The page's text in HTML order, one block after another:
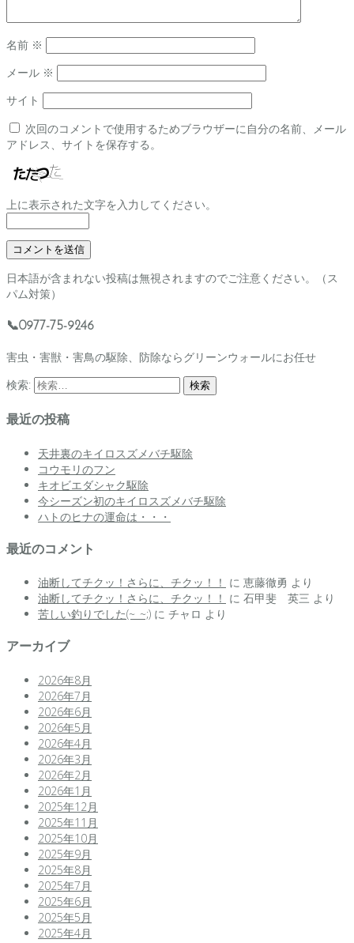
名前 ※
メール ※
サイト
次回のコメントで使用するためブラウザーに自分の名前、メール
アドレス、サイトを保存する。
上に表示された文字を入力してください。
日本語が含まれない投稿は無視されますのでご注意ください。（ス
パム対策）
📞0977-75-9246
害虫・害獣・害鳥の駆除、防除ならグリーンウォールにお任せ
検索:
最近の投稿
天井裏のキイロスズメバチ駆除
コウモリのフン
キオビエダシャク駆除
今シーズン初のキイロスズメバチ駆除
ハトのヒナの運命は・・・
最近のコメント
油断してチクッ！さらに、チクッ！！ に 恵藤徹勇 より
油断してチクッ！さらに、チクッ！！ に 石甲斐 英三 より
苦しい釣りでした(~_~;) に チャロ より
アーカイブ
2026年8月
2026年7月
2026年6月
2026年5月
2026年4月
2026年3月
2026年2月
2026年1月
2025年12月
2025年11月
2025年10月
2025年9月
2025年8月
2025年7月
2025年6月
2025年5月
2025年4月